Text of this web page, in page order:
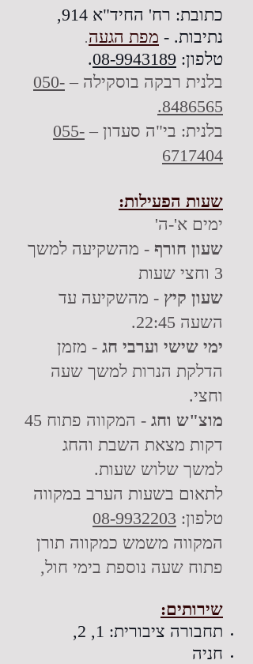
כתובת: רח' החיד"א 914,
נתיבות. - מפת הגעה.
טלפון: 08-9943189
.
בלנית רבקה בוסקילה – 050-
8486565.
בלנית: בי"ה סעדון – 055-
6717404
שעות הפעילות:
ימים א'-ה'
שעון חורף - מהשקיעה למשך
3 וחצי שעות
שעון קיץ - מהשקיעה עד
השעה 22:45.
ימי שישי וערבי חג - מזמן
הדלקת הנרות למשך שעה
וחצי.
מוצ"ש וחג
- המקווה פתוח 45
דקות מצאת השבת והחג
למשך שלוש שעות.
לתאום בשעות הערב במקווה
טלפון: 08-9932203
המקווה משמש כמקווה תורן
פתוח שעה נוספת בימי חול,
שירותים:
תחבורה ציבורית: 1, 2,
חניה